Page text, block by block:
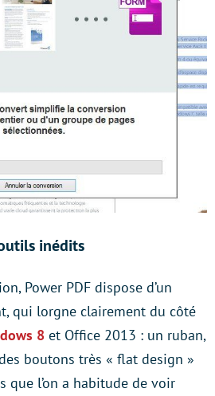
inédits
Power PDF dispose d’un
qui lorgne clairement du côté
8 et Office 2013 : un ruban,
boutons très « flat design »
que l’on a habitude de voir